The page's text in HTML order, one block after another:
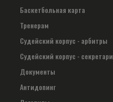
Баскетбольная карта
Тренерам
Судейский корпус - арбитры
Судейский корпус - секретари
Документы
Антидопинг